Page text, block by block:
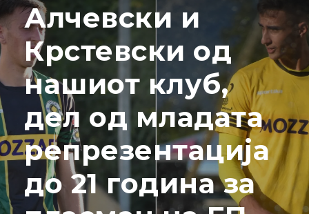
Алчевски и
Крстевски од
нашиот клуб,
дел од младата
репрезентација
до 21 година за